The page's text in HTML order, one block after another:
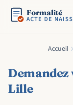
Formalité
ACTE DE
Accueil
Demandez
Lille